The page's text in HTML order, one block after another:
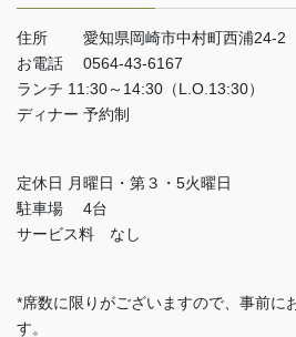
住所 愛知県岡崎市中村町西浦24-2
お電話 0564-43-6167
ランチ 11:30～14:30（L.O.13:30）
ディナー 予約制
定休日 月曜日・第３・5火曜日
駐車場 4台
サービス料 なし
*席数に限りがございますので、事前に
す。